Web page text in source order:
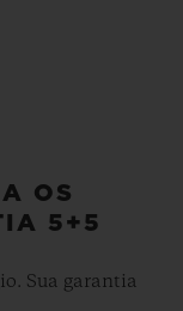
OS
5+5
Sua garantia